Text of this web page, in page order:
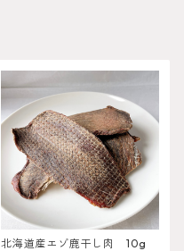
北海道産エゾ鹿干し肉 10g